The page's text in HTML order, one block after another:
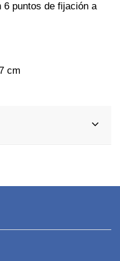
6 puntos de fijación a
cm